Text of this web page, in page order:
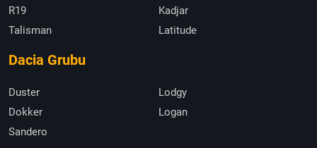
R19
Kadjar
Talisman
Latitude
Dacia Grubu
Duster
Lodgy
Dokker
Logan
Sandero